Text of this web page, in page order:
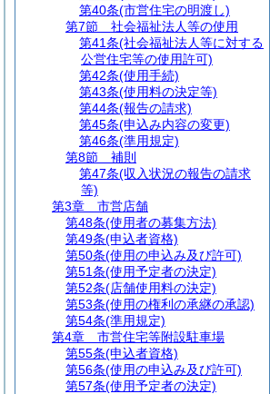
第40条(市営住宅の明渡し)
第7節
社会福祉法人等の使用
第41条(社会福祉法人等に対する
公営住宅等の使用許可)
第42条(使用手続)
第43条(使用料の決定等)
第44条(報告の請求)
第45条(申込み内容の変更)
第46条(準用規定)
第8節
補則
第47条(収入状況の報告の請求
等)
第3章
市営店舗
第48条(使用者の募集方法)
第49条(申込者資格)
第50条(使用の申込み及び許可)
第51条(使用予定者の決定)
第52条(店舗使用料の決定)
第53条(使用の権利の承継の承認)
第54条(準用規定)
第4章
市営住宅等附設駐車場
第55条(申込者資格)
第56条(使用の申込み及び許可)
第57条(使用予定者の決定)